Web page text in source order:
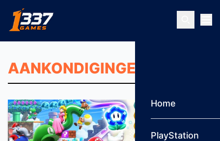
Ga naar inhoud
Home
PlayStation